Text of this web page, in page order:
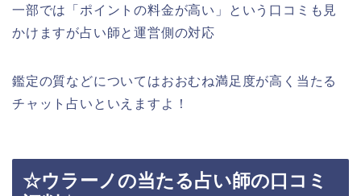
一部では「ポイントの料金が高い」という口コミも見
かけますが占い師と運営側の対応
鑑定の質などについてはおおむね満足度が高く当たる
チャット占いといえますよ！
☆ウラーノの当たる占い師の口コミ